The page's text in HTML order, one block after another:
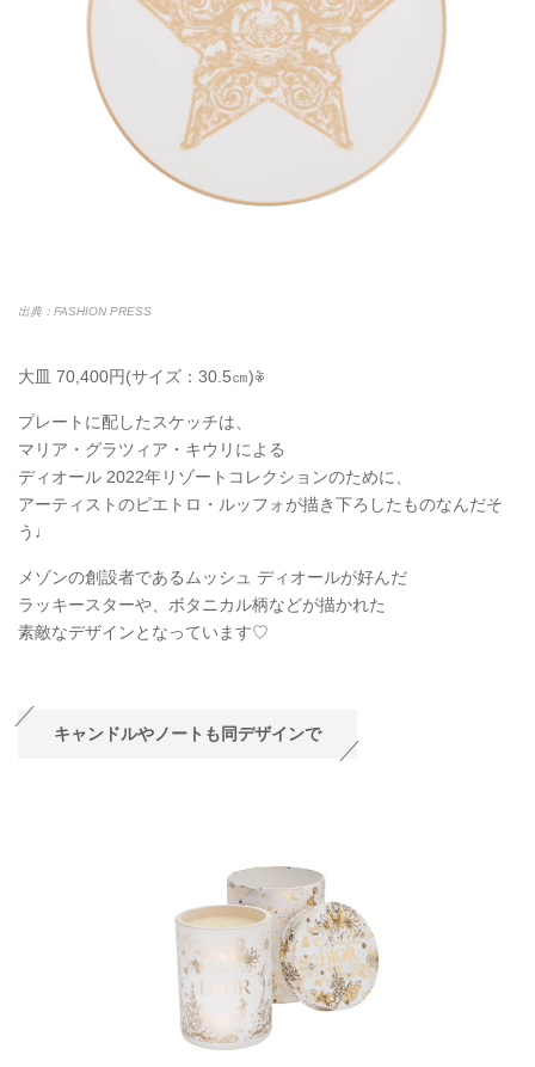
出典：FASHION PRESS
大皿 70,400円(サイズ：30.5㎝)𖦞
プレートに配したスケッチは、
マリア・グラツィア・キウリによる
ディオール 2022年リゾートコレクションのために、
アーティストのピエトロ・ルッフォが描き下ろしたものなんだそ
う♩
メゾンの創設者であるムッシュ ディオールが好んだ
ラッキースターや、ボタニカル柄などが描かれた
素敵なデザインとなっています♡
キャンドルやノートも同デザインで